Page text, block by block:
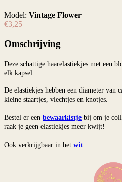
Model: Vintage Flower
€3,25
Omschrijving
Deze schattige haarelastiekjes met een
elk kapsel.
De elastiekjes hebben een diameter van
kleine staartjes, vlechtjes en knotjes.
Bestel er een bewaarkistje bij om je
raak je geen elastiekjes meer kwijt!
Ook verkrijgbaar in het wit